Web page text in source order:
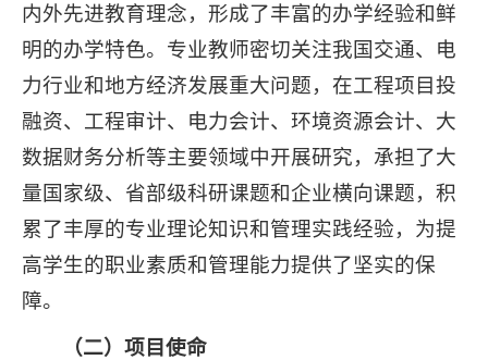
内外先进教育理念，形成了丰富的办学经验和鲜
明的办学特色。专业教师密切关注我国交通、电
力行业和地方经济发展重大问题，在工程项目投
融资、工程审计、电力会计、环境资源会计、大
数据财务分析等主要领域中开展研究，承担了大
量国家级、省部级科研课题和企业横向课题，积
累了丰厚的专业理论知识和管理实践经验，为提
高学生的职业素质和管理能力提供了坚实的保
障。
（二）项目使命